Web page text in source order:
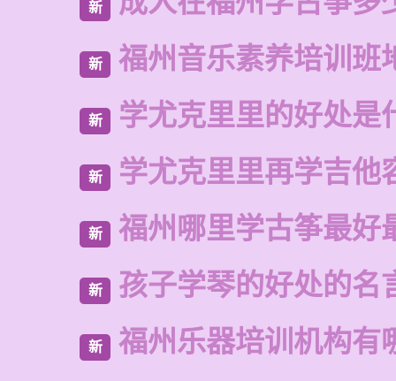
新
新 福州音乐素养培训班
新 学尤克里里的好处是
新 学尤克里里再学吉他
新 福州哪里学古筝最好
新 孩子学琴的好处的名
新 福州乐器培训机构有